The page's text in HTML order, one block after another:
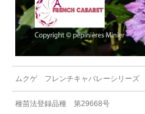
ムクゲ フレンチキャバレーシリーズ
種苗法登録品種 第29668号